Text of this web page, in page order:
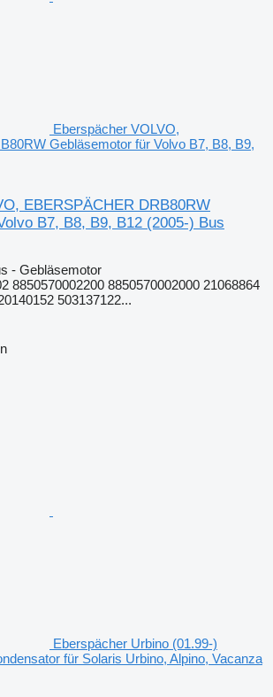
Eberspächer VOLVO,
Gebläsemotor für Volvo B7, B8, B9,
EBERSPÄCHER DRB80RW
B7, B8, B9, B12 (2005-) Bus
- Gebläsemotor
8850570002200 8850570002000 21068864
503137122...
Eberspächer Urbino (01.99-)
für Solaris Urbino, Alpino, Vacanza